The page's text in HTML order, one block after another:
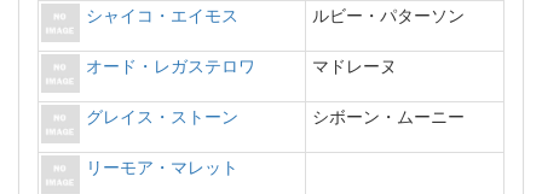
シャイコ・エイモス ルビー・パターソン
オード・レガステロワ マドレーヌ
グレイス・ストーン シボーン・ムーニー
リーモア・マレット